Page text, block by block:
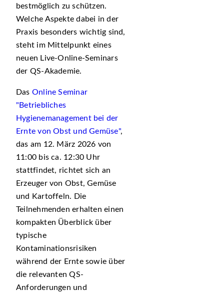
bestmöglich zu schützen.
Welche Aspekte dabei in der
Praxis besonders wichtig sind,
steht im Mittelpunkt eines
neuen Live-Online-Seminars
der QS-Akademie.
Das Online Seminar
"Betriebliches
Hygienemanagement bei der
Ernte von Obst und Gemüse",
das am 12. März 2026 von
11:00 bis ca. 12:30 Uhr
stattfindet, richtet sich an
Erzeuger von Obst, Gemüse
und Kartoffeln. Die
Teilnehmenden erhalten einen
kompakten Überblick über
typische
Kontaminationsrisiken
während der Ernte sowie über
die relevanten QS-
Anforderungen und